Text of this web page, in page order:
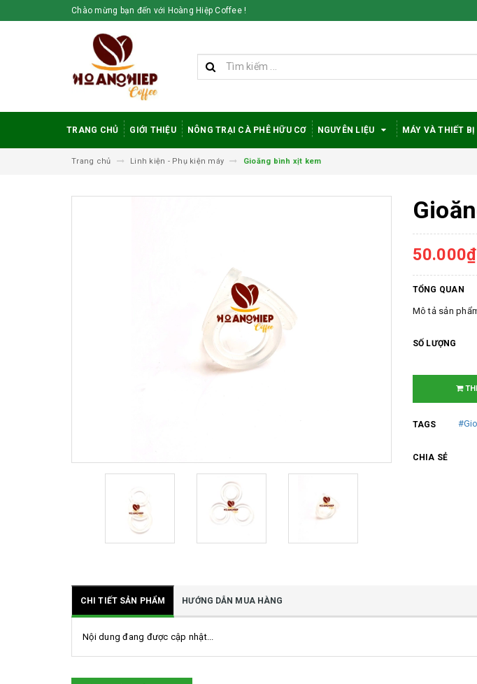
Chào mừng bạn đến với Hoàng Hiệp Coffee !
TRANG CHỦ GIỚI THIỆU NÔNG TRẠI CÀ PHÊ HỮU CƠ NGUYÊN LIỆU MÁY VÀ THIẾT BỊ
Trang chủ Linh kiện - Phụ kiện máy Gioăng bình xịt kem
50.000₫
TỔNG QUAN
Mô tả sản
SỐ LƯỢNG
TAGS
CHIA SẺ
CHI TIẾT SẢN PHẨM HƯỚNG DẪN MUA HÀNG
Nội dung đang được cập nhật...